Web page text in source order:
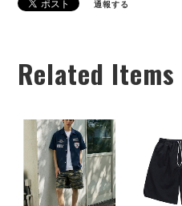
通報する
Related Items